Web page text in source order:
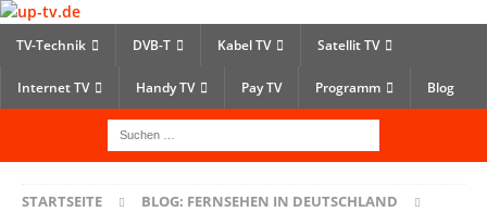
TV-Technik DVB-T Kabel TV Satellit TV
Internet TV Handy TV Pay TV Programm Blog
STARTSEITE
BLOG: FERNSEHEN IN DEUTSCHLAND